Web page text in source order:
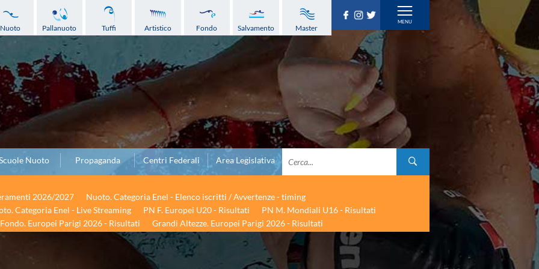
Nuoto Pallanuoto Tuffi Artistico Fondo Salvamento Master
Nuoto Propaganda Centri Federali Area Legislativa
2026/2027
Nuoto. Categoria Enel - Elenco iscritti / Avvertenze - timing
Categoria Enel - Live Streaming PN F. Europei U20 - Risultati
PN M. Mondiali U16 - Risultati
Fondo. Europei Parigi 2026 - Risultati Grandi Altezze. Europei Parigi 2026 - Risultati